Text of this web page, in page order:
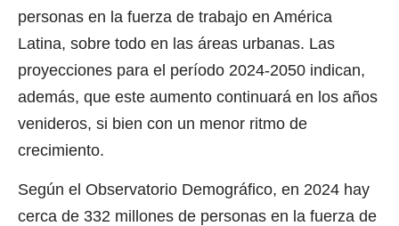
personas en la fuerza de trabajo en América
Latina, sobre todo en las áreas urbanas. Las
proyecciones para el período 2024-2050 indican,
además, que este aumento continuará en los años
venideros, si bien con un menor ritmo de
crecimiento.
Según el Observatorio Demográfico, en 2024 hay
cerca de 332 millones de personas en la fuerza de